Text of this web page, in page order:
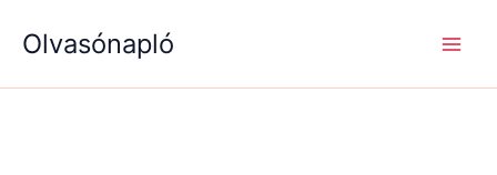
Olvasónapló
e
a
é
g
é
g